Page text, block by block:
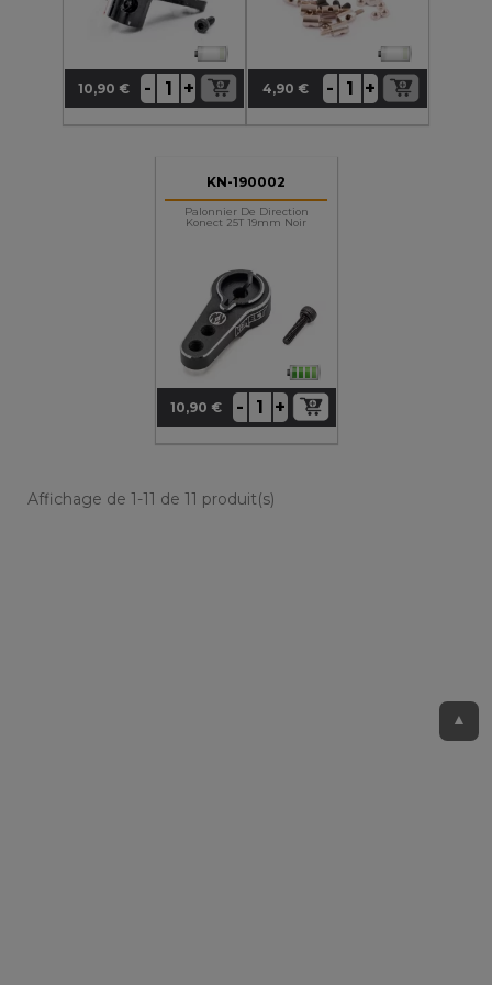
▲
Prix
10,90 € - + Prix
4,90 € - +
KN-190002
Palonnier De Direction
Konect 25T 19mm Noir
Prix
10,90 € - +
Affichage de 1-11 de 11 produit(s)